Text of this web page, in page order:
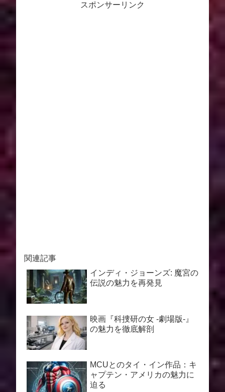
スポンサーリンク
関連記事
インディ・ジョーンズ: 魔宮の
伝説の魅力を再発見
映画『科捜研の女 -劇場版-』
の魅力を徹底解剖
MCUとのタイ・イン作品：キ
ャプテン・アメリカの魅力に
迫る